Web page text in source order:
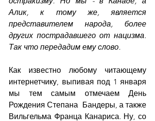
Алик, к тому же, является
представителем народа, более
других пострадавшего от нацизма.
Так что передадим ему слово.
Как известно любому читающему
интернетчику, выпивая под 1 января
мы тем самым отмечаем День
Рождения Степана  Бандеры, а также
Вильгельма Франца Канариса. Ну, со